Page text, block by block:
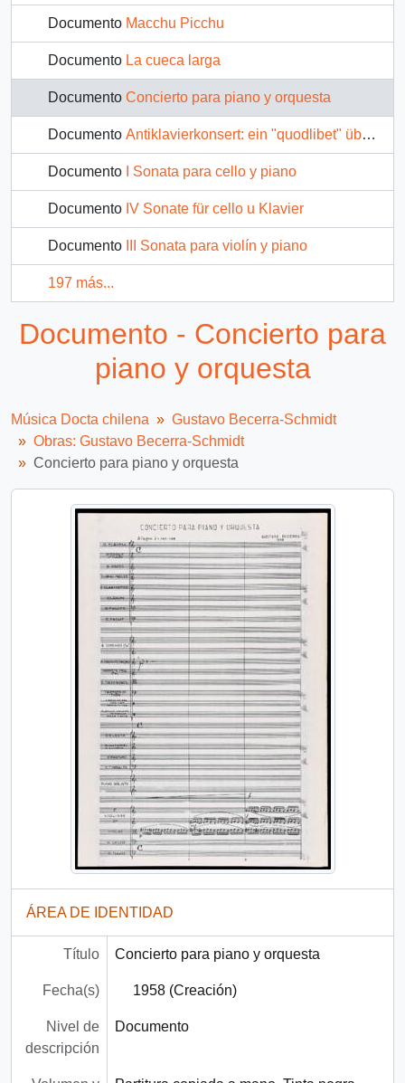
Documento Macchu Picchu
Documento La cueca larga
Documento Concierto para piano y orquesta
Documento Antiklavierkonsert: ein "quodlibet" über bekanntes und unbekanntes
Documento I Sonata para cello y piano
Documento IV Sonate für cello u Klavier
Documento III Sonata para violín y piano
197 más...
Documento - Concierto para
piano y orquesta
Música Docta chilena
Gustavo Becerra-Schmidt
Obras: Gustavo Becerra-Schmidt
Concierto para piano y orquesta
ÁREA DE IDENTIDAD
Título Concierto para piano y orquesta
Fecha(s) 1958 (Creación)
Nivel de
descripción
Documento